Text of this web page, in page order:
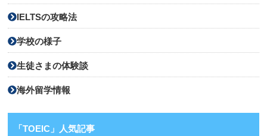
IELTSの攻略法
学校の様子
生徒さまの体験談
海外留学情報
「TOEIC」人気記事